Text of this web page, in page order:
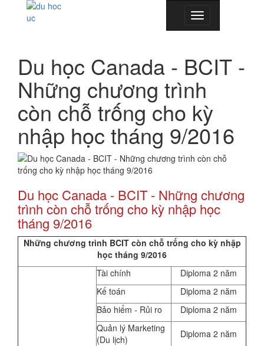
Toggle
navigation
Du học Canada - BCIT -
Những chương trình
còn chỗ trống cho kỳ
nhập học tháng 9/2016
Du học Canada - BCIT - Những chương
trình còn chỗ trống cho kỳ nhập học
tháng 9/2016
Những chương trình BCIT còn chỗ trống cho kỳ nhập
học tháng 9/2016
Tài chính
Diploma 2 năm
Kế toán
Diploma 2 năm
Bảo hiểm - Rủi ro
Diploma 2 năm
Quản lý Marketing
(Du lịch)
Diploma 2 năm